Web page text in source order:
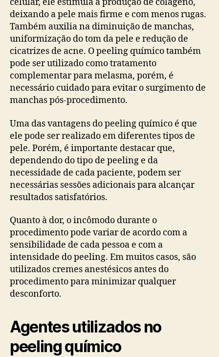
deixando a pele mais firme e com menos rugas.
Também auxilia na diminuição de manchas,
uniformização do tom da pele e redução de
cicatrizes de acne. O peeling químico também
pode ser utilizado como tratamento
complementar para melasma, porém, é
necessário cuidado para evitar o surgimento de
manchas pós-procedimento.
Uma das vantagens do peeling químico é que
ele pode ser realizado em diferentes tipos de
pele. Porém, é importante destacar que,
dependendo do tipo de peeling e da
necessidade de cada paciente, podem ser
necessárias sessões adicionais para alcançar
resultados satisfatórios.
Quanto à dor, o incômodo durante o
procedimento pode variar de acordo com a
sensibilidade de cada pessoa e com a
intensidade do peeling. Em muitos casos, são
utilizados cremes anestésicos antes do
procedimento para minimizar qualquer
desconforto.
Agentes utilizados no
peeling químico